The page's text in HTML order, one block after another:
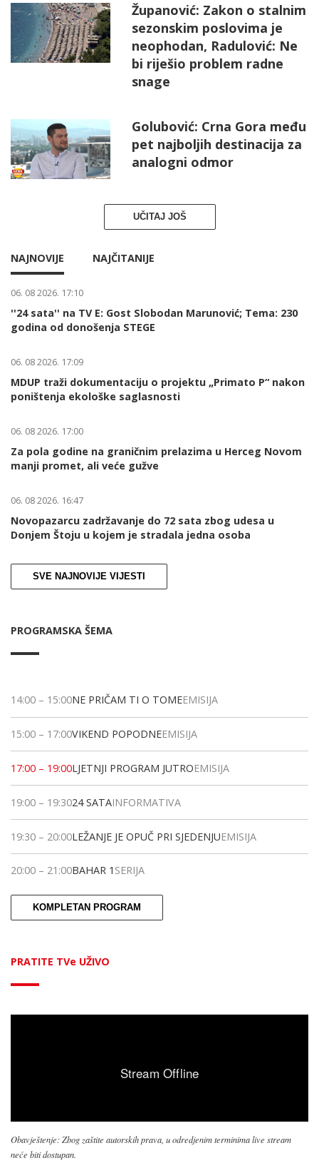
Županović: Zakon o stalnim
sezonskim poslovima je
neophodan, Radulović: Ne
bi riješio problem radne
snage
Golubović: Crna Gora među
pet najboljih destinacija za
analogni odmor
UČITAJ JOŠ
NAJNOVIJE NAJČITANIJE
06. 08 2026. 17:10
''24 sata'' na TV E: Gost Slobodan Marunović; Tema: 230
godina od donošenja STEGE
06. 08 2026. 17:09
MDUP traži dokumentaciju o projektu „Primato P“ nakon
poništenja ekološke saglasnosti
06. 08 2026. 17:00
Za pola godine na graničnim prelazima u Herceg Novom
manji promet, ali veće gužve
06. 08 2026. 16:47
Novopazarcu zadržavanje do 72 sata zbog udesa u
Donjem Štoju u kojem je stradala jedna osoba
SVE NAJNOVIJE VIJESTI
PROGRAMSKA ŠEMA
14:00 – 15:00NE PRIČAM TI O TOMEEMISIJA
15:00 – 17:00VIKEND POPODNEEMISIJA
17:00 – 19:00LJETNJI PROGRAM JUTROEMISIJA
19:00 – 19:3024 SATAINFORMATIVA
19:30 – 20:00LEŽANJE JE OPUČ PRI SJEDENJUEMISIJA
20:00 – 21:00BAHAR 1 SERIJA
KOMPLETAN PROGRAM
PRATITE TVe UŽIVO
Obavještenje: Zbog zaštite autorskih prava, u odredjenim terminima live stream
neće biti dostupan.